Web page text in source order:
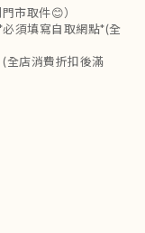
市取件😊）
須填寫自取網點*(全
全店消費折扣後滿